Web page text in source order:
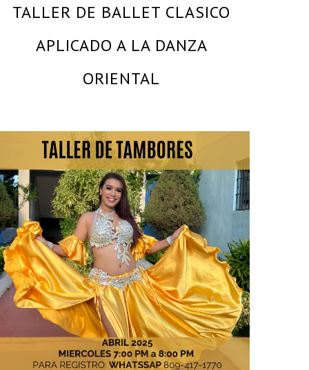
TALLER DE BALLET CLASICO
APLICADO A LA DANZA
ORIENTAL
By
GIANNELIA CAMPEDELLI – MAESTRA Y BAILARINA
PROFESIONAL